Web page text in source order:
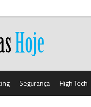
Segurança High Tech